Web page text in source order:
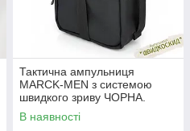
Тактична ампульниця
MARCK-MEN з системою
швидкого зриву ЧОРНА.
Ампульниця швидкоскид
"Марія"
В наявності